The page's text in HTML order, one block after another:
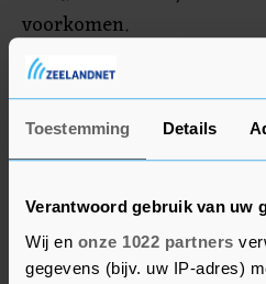
Toestemming Details
Verantwoord gebruik van uw
Wij en onze 1022 partners
gegevens (bijv. uw IP-adres)
voorkomen.
Concurrenten
Leclerc bekeek het eerste
training vanuit de pits,
monteurs bezig waren met
auto. De nummer 2 van de
laatste half uur alsnog